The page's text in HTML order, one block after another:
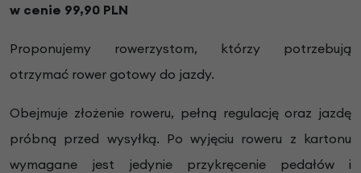
w cenie 99,90 PLN
Proponujemy rowerzystom, którzy potrzebują
otrzymać rower gotowy do jazdy.
Obejmuje złożenie roweru, pełną regulację oraz jazdę
próbną przed wysyłką. Po wyjęciu roweru z kartonu
wymagane jest jedynie przykręcenie pedałów i